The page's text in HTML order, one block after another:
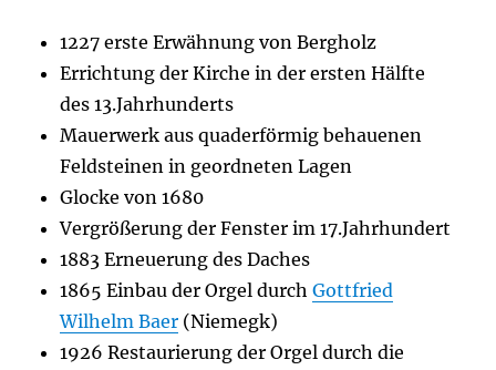
1227 erste Erwähnung von Bergholz
Errichtung der Kirche in der ersten Hälfte
des 13.Jahrhunderts
Mauerwerk aus quaderförmig behauenen
Feldsteinen in geordneten Lagen
Glocke von 1680
Vergrößerung der Fenster im 17.Jahrhundert
1883 Erneuerung des Daches
1865 Einbau der Orgel durchGottfried
Wilhelm Baer (Niemegk)
1926 Restaurierung der Orgel durch die